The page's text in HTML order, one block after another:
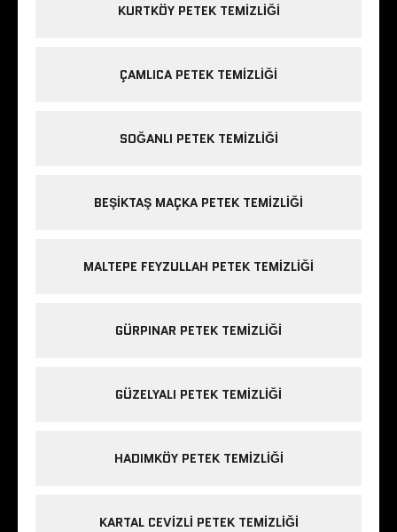
KURTKÖY PETEK TEMIZLIĞI
ÇAMLICA PETEK TEMIZLIĞI
SOĞANLI PETEK TEMIZLIĞI
BEŞIKTAŞ MAÇKA PETEK TEMIZLIĞI
MALTEPE FEYZULLAH PETEK TEMIZLIĞI
GÜRPINAR PETEK TEMIZLIĞI
GÜZELYALI PETEK TEMIZLIĞI
HADIMKÖY PETEK TEMIZLIĞI
KARTAL CEVIZLI PETEK TEMIZLIĞI